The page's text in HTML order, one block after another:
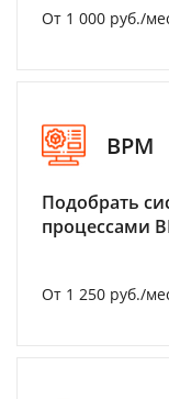
От 1 000 руб./
BPM
Подобрать
процессами
От 1 250 руб./